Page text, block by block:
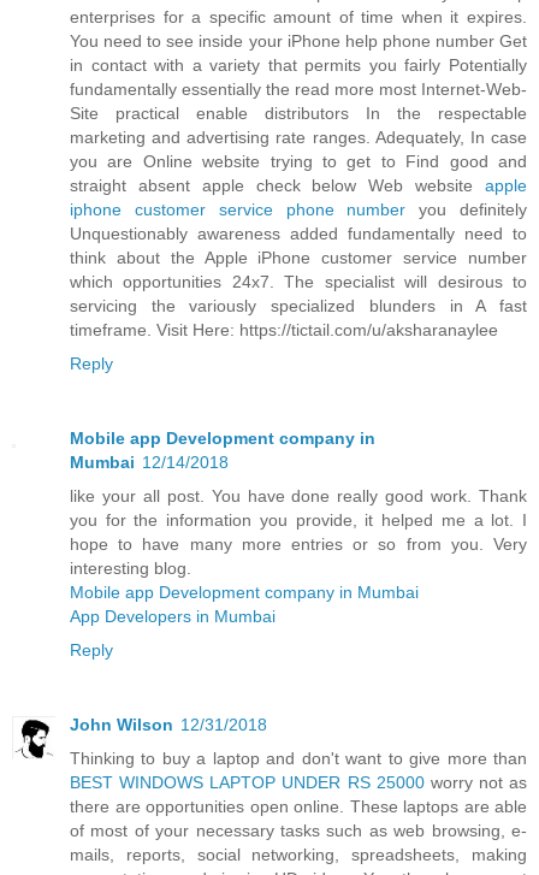
enterprises for a specific amount of time when it expires.
You need to see inside your iPhone help phone number Get
in contact with a variety that permits you fairly Potentially
fundamentally essentially the read more most Internet-Web-
Site practical enable distributors In the respectable
marketing and advertising rate ranges. Adequately, In case
you are Online website trying to get to Find good and
straight absent apple check below Web website apple
iphone customer service phone number you definitely
Unquestionably awareness added fundamentally need to
think about the Apple iPhone customer service number
which opportunities 24x7. The specialist will desirous to
servicing the variously specialized blunders in A fast
timeframe. Visit Here: https://tictail.com/u/aksharanaylee
Reply
Mobile app Development company in
Mumbai 12/14/2018
like your all post. You have done really good work. Thank
you for the information you provide, it helped me a lot. I
hope to have many more entries or so from you. Very
interesting blog.
Mobile app Development company in Mumbai
App Developers in Mumbai
Reply
John Wilson 12/31/2018
Thinking to buy a laptop and don't want to give more than
BEST WINDOWS LAPTOP UNDER RS 25000worry not as
there are opportunities open online. These laptops are able
of most of your necessary tasks such as web browsing, e-
mails, reports, social networking, spreadsheets, making